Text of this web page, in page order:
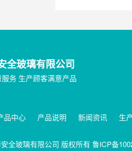
全玻璃有限公司
务 生产顾客满意产品
品中心 产品说明 新闻资讯 生
全玻璃有限公司 版权所有 鲁ICP备